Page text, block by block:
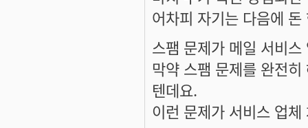
어차피 자기는 다음에
스팸 문제가 메일 서비
막약 스팸 문제를 완전
텐데요.
이런 문제가 서비스 업